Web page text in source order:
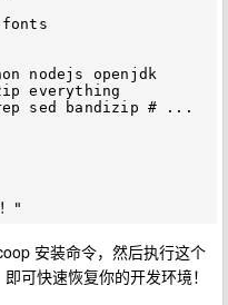
fonts
nodejs openjdk
everything
sed bandizip # ...
安装命令，然后执行这个
即可快速恢复你的开发环境！